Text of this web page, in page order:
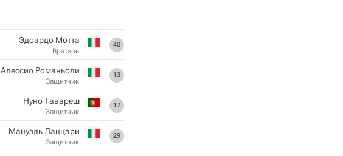
40
Эдоардо Мотта
Вратарь
13
Алессио Романьоли
Защитник
17
Нуно Тавареш
Защитник
29
Мануэль Лаццари
Защитник